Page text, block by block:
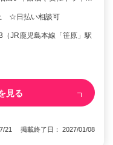
☆日払い相談可
JR鹿児島本線「笹原」駅
見る
21 掲載終了日： 2027/01/08